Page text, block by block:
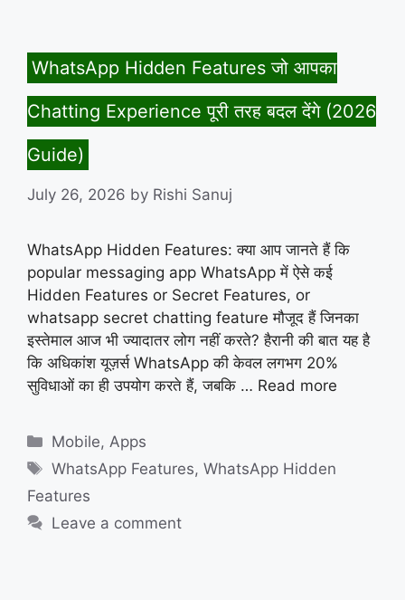
WhatsApp Hidden Features जो आपका
Chatting Experience पूरी तरह बदल देंगे (2026
Guide)
July 26, 2026 by Rishi Sanuj
WhatsApp Hidden Features: क्या आप जानते हैं कि
popular messaging app WhatsApp में ऐसे कई
Hidden Features or Secret Features, or
whatsapp secret chatting feature मौजूद हैं जिनका
इस्तेमाल आज भी ज्यादातर लोग नहीं करते? हैरानी की बात यह है
कि अधिकांश यूज़र्स WhatsApp की केवल लगभग 20%
सुविधाओं का ही उपयोग करते हैं, जबकि … Read more
Categories
Mobile,Apps
Tags
WhatsApp Features,WhatsApp Hidden
Features
Leave a comment